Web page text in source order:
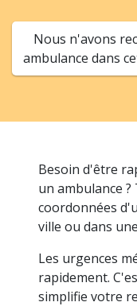
Nous n'avons
ambulance dans
Besoin d'être
un ambulance ?
coordonnées
ville ou dans
Les urgences
rapidement.
simplifie votre